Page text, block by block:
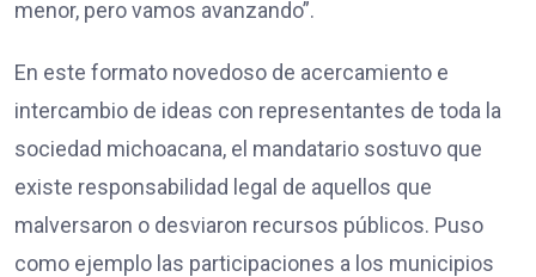
menor, pero vamos avanzando”.
En este formato novedoso de acercamiento e
intercambio de ideas con representantes de toda la
sociedad michoacana, el mandatario sostuvo que
existe responsabilidad legal de aquellos que
malversaron o desviaron recursos públicos. Puso
como ejemplo las participaciones a los municipios